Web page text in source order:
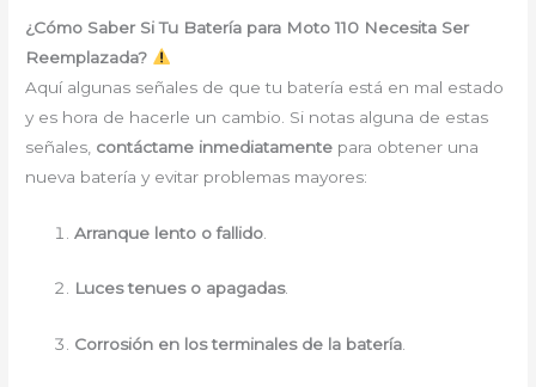
¿Cómo Saber Si Tu Batería para Moto 110 Necesita Ser
Reemplazada?
Aquí algunas señales de que tu batería está en mal estado
y es hora de hacerle un cambio. Si notas alguna de estas
señales, contáctame inmediatamente para obtener una
nueva batería y evitar problemas mayores:
Arranque lento o fallido
Luces tenues o apagadas.
Corrosión en los terminales de la batería.